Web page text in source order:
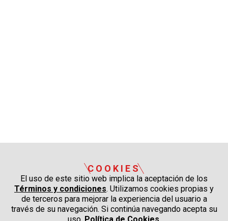
COOKIES
El uso de este sitio web implica la aceptación de los
Términos y condiciones. Utilizamos cookies propias y
de terceros para mejorar la experiencia del usuario a
través de su navegación. Si continúa navegando acepta su